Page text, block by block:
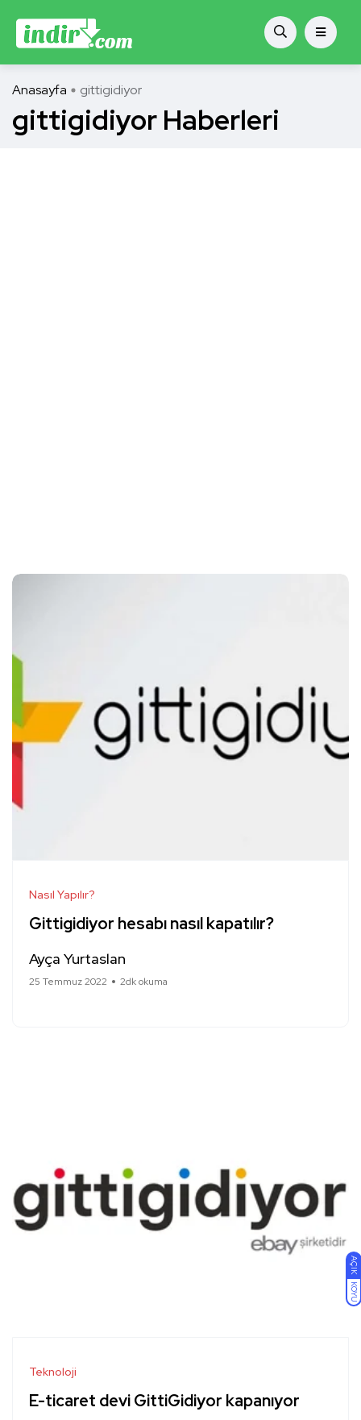
AÇIK
KOYU
Anasayfa gittigidiyor
gittigidiyor Haberleri
Nasıl Yapılır?
Gittigidiyor hesabı nasıl kapatılır?
Ayça Yurtaslan
25 Temmuz 2022 2dk okuma
Teknoloji
E-ticaret devi GittiGidiyor kapanıyor